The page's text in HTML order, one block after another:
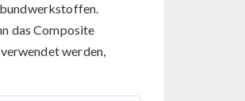
das Composite
werden,